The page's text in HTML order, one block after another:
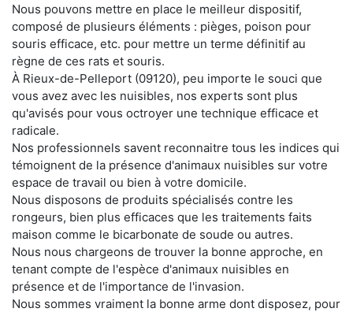
Nous pouvons mettre en place le meilleur dispositif,
composé de plusieurs éléments : pièges, poison pour
souris efficace, etc. pour mettre un terme définitif au
règne de ces rats et souris.
À Rieux-de-Pelleport (09120), peu importe le souci que
vous avez avec les nuisibles, nos experts sont plus
qu'avisés pour vous octroyer une technique efficace et
radicale.
Nos professionnels savent reconnaitre tous les indices qui
témoignent de la présence d'animaux nuisibles sur votre
espace de travail ou bien à votre domicile.
Nous disposons de produits spécialisés contre les
rongeurs, bien plus efficaces que les traitements faits
maison comme le bicarbonate de soude ou autres.
Nous nous chargeons de trouver la bonne approche, en
tenant compte de l'espèce d'animaux nuisibles en
présence et de l'importance de l'invasion.
Nous sommes vraiment la bonne arme dont disposez, pour